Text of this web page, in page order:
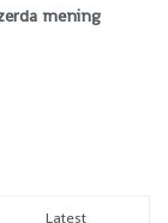
mening
Latest